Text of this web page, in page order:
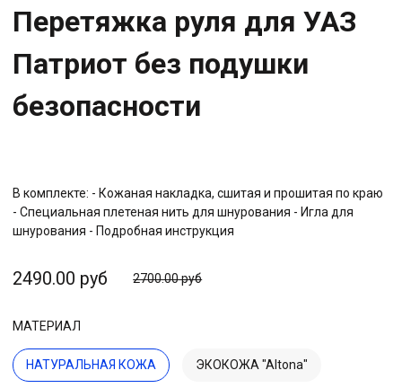
Перетяжка руля для УАЗ
Патриот без подушки
безопасности
В комплекте: - Кожаная накладка, сшитая и прошитая по краю
- Специальная плетеная нить для шнурования - Игла для
шнурования - Подробная инструкция
2490.00 руб 2700.00 руб
МАТЕРИАЛ
НАТУРАЛЬНАЯ КОЖА ЭКОКОЖА "Altona"